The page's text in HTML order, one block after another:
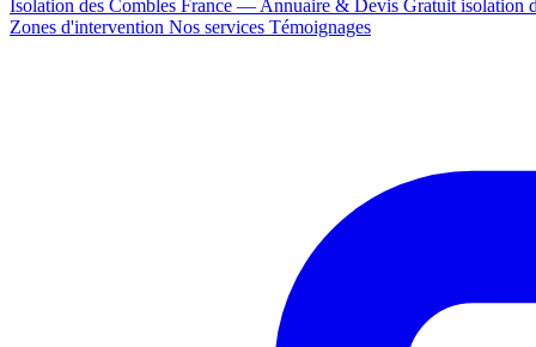
Isolation des Combles France — Annuaire & Devis Gratuit isolation
Zones d'intervention Nos services Témoignages